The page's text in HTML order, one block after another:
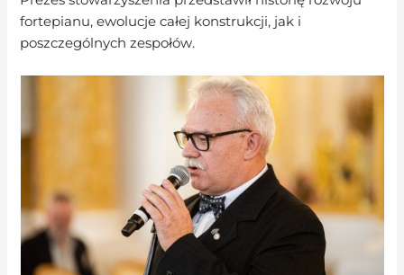
fortepianu, ewolucje całej konstrukcji, jak i
poszczególnych zespołów.